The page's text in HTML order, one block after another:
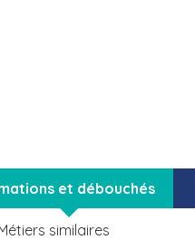
et débouchés
similaires